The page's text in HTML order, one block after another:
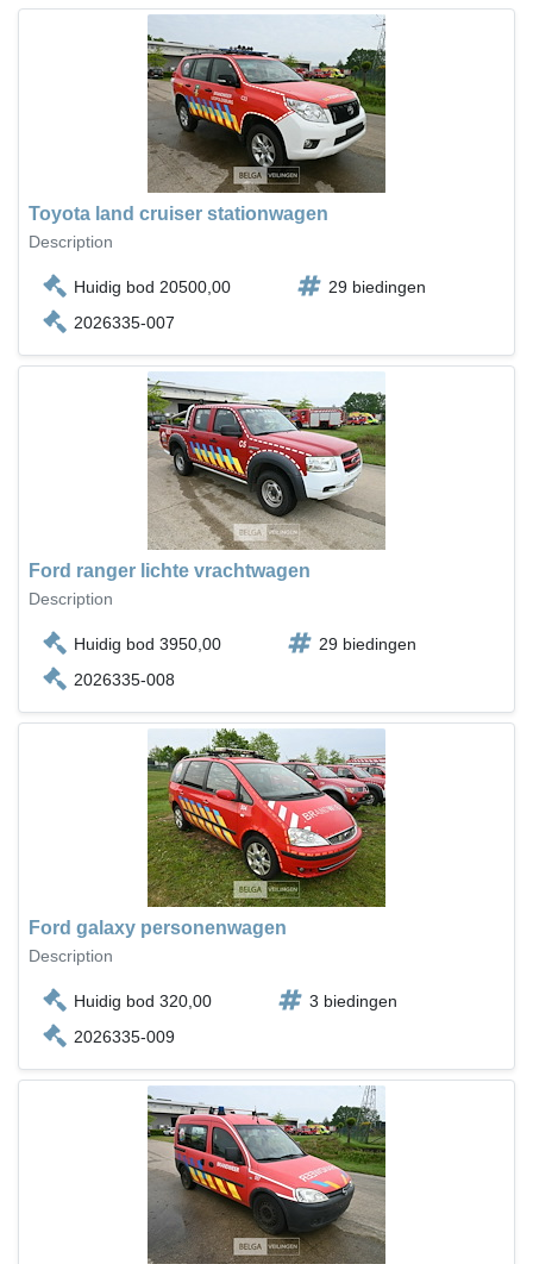
Toyota land cruiser stationwagen
Description
Huidig bod 20500,00
29 biedingen
2026335-007
Ford ranger lichte vrachtwagen
Description
Huidig bod 3950,00
29 biedingen
2026335-008
Ford galaxy personenwagen
Description
Huidig bod 320,00
3 biedingen
2026335-009